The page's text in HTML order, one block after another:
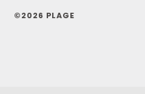
©2026 PLAGE